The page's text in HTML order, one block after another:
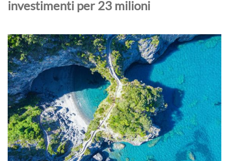
investimenti per 23 milioni